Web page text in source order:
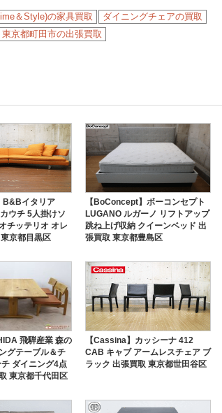
＆Style)の家具買取
ダイニングチェアの買取
東京都町田市の出張買取
B&Bイタリア
ウチ 5人掛けソ
チッテリオ オレ
京都目黒区
【BoConcept】ボーコンセプト
LUGANO ルガーノ リフトアップ
跳ね上げ収納 クイーンベッド 出
張買取 東京都豊島区
飛騨産業 森の
グテーブル＆チ
ダイニング4点
東京都千代田区
【Cassina】カッシーナ 412
CAB キャブ アームレスチェア ブ
ラック 出張買取 東京都世田谷区